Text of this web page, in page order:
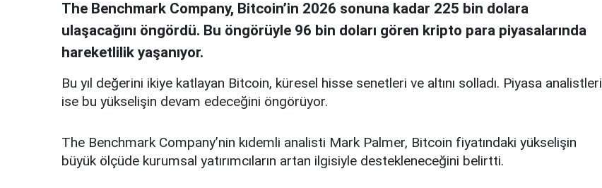
The Benchmark Company, Bitcoin’in 2026 sonuna kadar 225 bin dolara
ulaşacağını öngördü. Bu öngörüyle 96 bin doları gören kripto para piyasalarında
hareketlilik yaşanıyor.
Bu yıl değerini ikiye katlayan Bitcoin, küresel hisse senetleri ve altını solladı. Piyasa analistleri
ise bu yükselişin devam edeceğini öngörüyor.
The Benchmark Company’nin kıdemli analisti Mark Palmer, Bitcoin fiyatındaki yükselişin
büyük ölçüde kurumsal yatırımcıların artan ilgisiyle destekleneceğini belirtti.